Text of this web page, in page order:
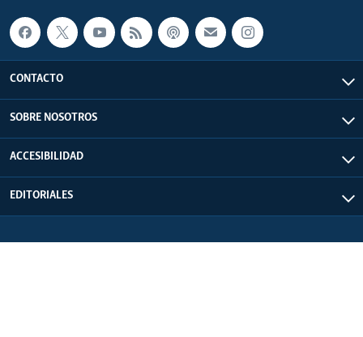
CONTACTO
SOBRE NOSOTROS
ACCESIBILIDAD
EDITORIALES